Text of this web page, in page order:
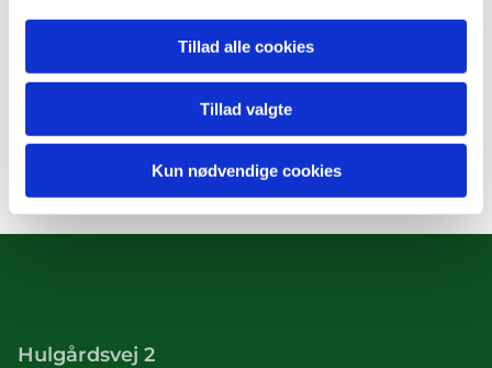
Tillad alle cookies
Tillad valgte
Kun nødvendige cookies
Hulgårdsvej 2